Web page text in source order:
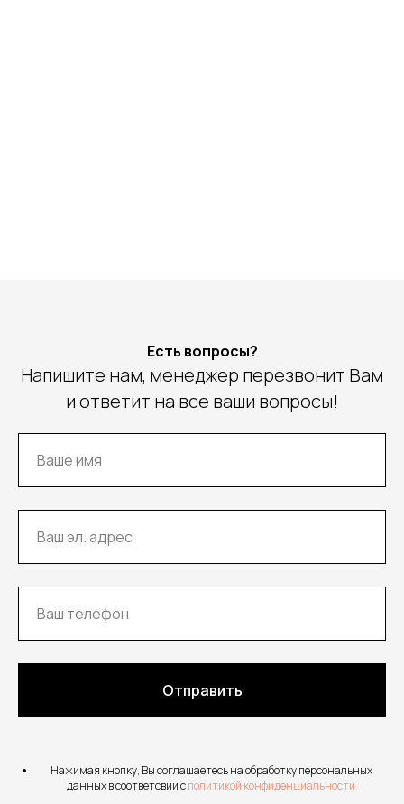
Есть вопросы?
Напишите нам, менеджер перезвонит Вам
и ответит на все ваши вопросы!
Отправить
Нажимая кнопку, Вы соглашаетесь на обработку персональных
данных в соответсвии сполитикой конфиденциальности